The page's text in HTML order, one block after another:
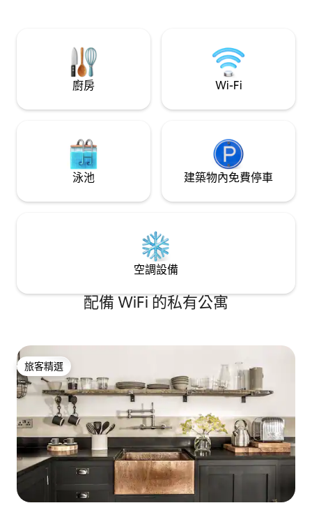
，開車15-25分鐘即可抵達外出、活動和餐
廚房 Wi-Fi
泳池 建築物內免費停車
空調設備
配備 WiFi 的私有公寓
旅客精選
旅客精選